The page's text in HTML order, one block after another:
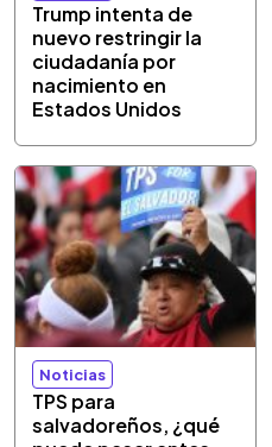
Trump intenta de
nuevo restringir la
ciudadanía por
nacimiento en
Estados Unidos
Noticias
TPS para
salvadoreños, ¿qué